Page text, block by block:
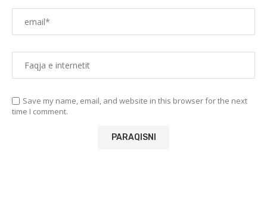
Save my name, email, and website in this browser for the next
time I comment.